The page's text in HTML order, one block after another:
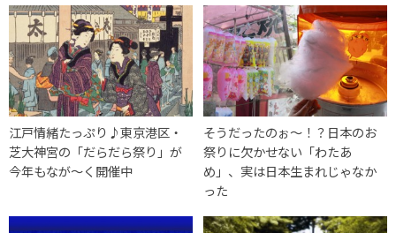
江戸情緒たっぷり♪東京港区・
芝大神宮の「だらだら祭り」が
今年もなが～く開催中
そうだったのぉ〜！？日本のお
祭りに欠かせない「わたあ
め」、実は日本生まれじゃなか
った